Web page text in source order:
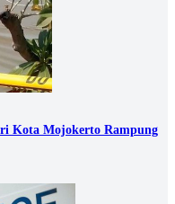
Kota Mojokerto Rampung